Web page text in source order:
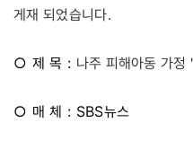
게재 되었습니다.
○ 제 목 : 나주 피해아동 가
○ 매 체 : SBS뉴스